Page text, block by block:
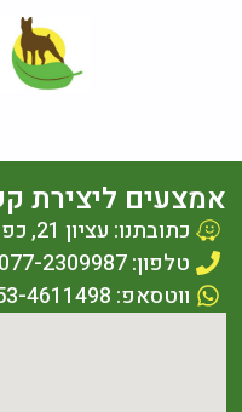
אמצעים ליצירת
כתובתנו: עציון 21, כפר סבא
טלפון: 077-2309987
ווטסאפ: 053-4611498